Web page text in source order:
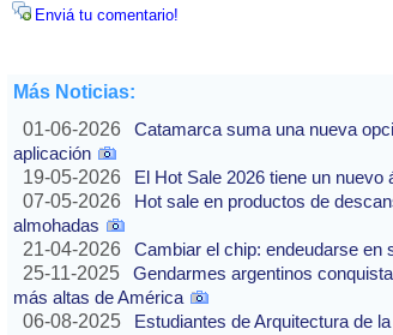
Enviá tu comentario!
Más Noticias:
01-06-2026
Catamarca suma una nueva
aplicación
19-05-2026
El Hot Sale 2026 tiene un nuevo
07-05-2026
Hot sale en productos de
almohadas
21-04-2026
Cambiar el chip: endeudarse en
25-11-2025
Gendarmes argentinos
más altas de América
06-08-2025
Estudiantes de Arquitectura de